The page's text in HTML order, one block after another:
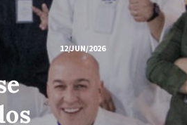
12/JUN/2026